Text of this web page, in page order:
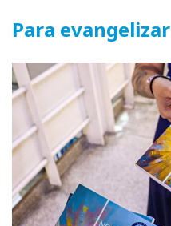
Para evangelizar